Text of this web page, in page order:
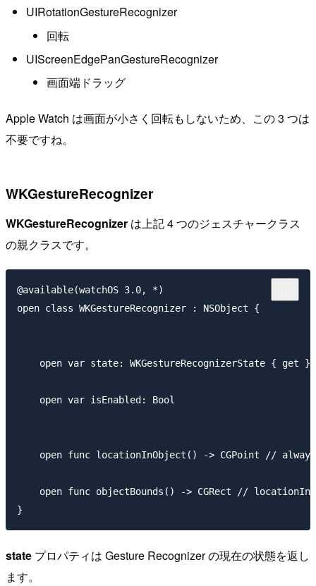
UIRotationGestureRecognizer
回転
UIScreenEdgePanGestureRecognizer
画面端ドラッグ
Apple Watch は画面が小さく回転もしないため、この 3 つは
不要ですね。
WKGestureRecognizer
WKGestureRecognizer は上記 4 つのジェスチャークラス
の親クラスです。
@available(watchOS 3.0, *)
open class WKGestureRecognizer : NSObject {
open var state: WKGestureRecognizerState { get }
    open var isEnabled: Bool
open func locationInObject() -> CGPoint //
open func objectBounds() -> CGRect //
state プロパティは Gesture Recognizer の現在の状態を返し
ます。